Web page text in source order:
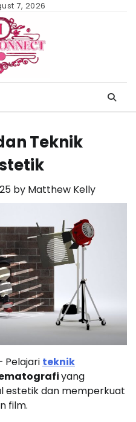
7, 2026
Teknik
by Matthew Kelly
Pelajari teknik
yang
estetik dan memperkuat
film.